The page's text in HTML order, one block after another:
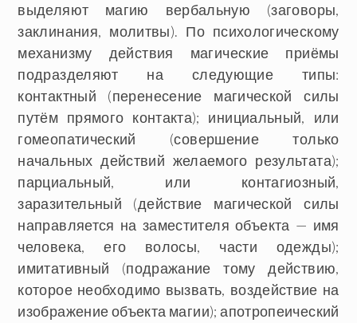
выделяют магию вербальную (заговоры,
заклинания, молитвы). По психологическому
механизму действия магические приёмы
подразделяют на следующие типы:
контактный (перенесение магической силы
путём прямого контакта); инициальный, или
гомеопатический (совершение только
начальных действий желаемого результата);
парциальный, или контагиозный,
заразительный (действие магической силы
направляется на заместителя объекта — имя
человека, его волосы, части одежды);
имитативный (подражание тому действию,
которое необходимо вызвать, воздействие на
изображение объекта магии); апотропеический